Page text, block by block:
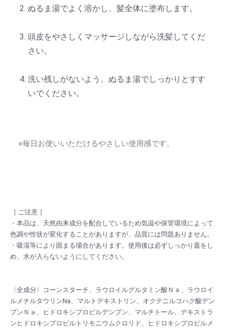
ぬるま湯でよく溶かし、髪全体に塗布します。
頭皮をやさしくマッサージしながら洗髪してくだ
さい。
洗い残しがないよう、ぬるま湯でしっかりとすす
いでください。
※毎日お使いいただけるやさしい使用感です。
［ ご注意 ］
・本品は、天然由来成分を配合しているため気温や保管環境によって
色調や性状が変化することがありますが、品質には問題ありません。
・吸湿等により固まる場合があります。使用後は必ずしっかり蓋をし
め、水が入らないようにしてください。
〈全成分〉コーンスターチ、ラウロイルグルタミン酸Ｎａ、ラウロイ
ルメチルタウリンNa、マルトデキストリン、オクテニルコハク酸デン
プンＮａ、ヒドロキシプロピルデンプン、マルチトール、デキストラ
ンヒドロキシプロピルトリモニウムクロリド、ヒドロキシプロピルメ